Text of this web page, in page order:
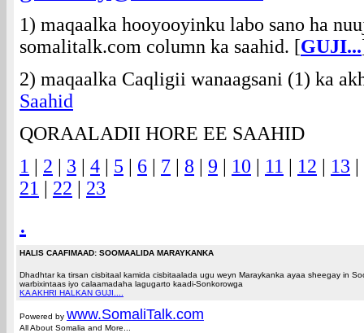
1) maqaalka hooyooyinku labo sano ha
somalitalk.com column ka saahid. [GUJI...
2) maqaalka Caqligii wanaagsani (1) ka
Saahid
QORAALADII HORE EE SAAHID
1 | 2 | 3 | 4 | 5 | 6 | 7 | 8 | 9 | 10 | 11 | 12 | 13 |
21 | 22 | 23
.
HALIS CAAFIMAAD: SOOMAALIDA MARAYKANKA
Dhadhtar ka tirsan cisbitaal kamida cisbitaalada ugu weyn Maraykanka ayaa sheegay in
warbixintaas iyo calaamadaha lagugarto kaadi-Sonkorowga
KA AKHRI HALKAN GUJI....
Powered by www.SomaliTalk.com
All About Somalia and More...